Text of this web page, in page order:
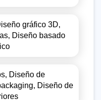
gráfico 3D,
Diseño basado
Diseño de
Diseño de